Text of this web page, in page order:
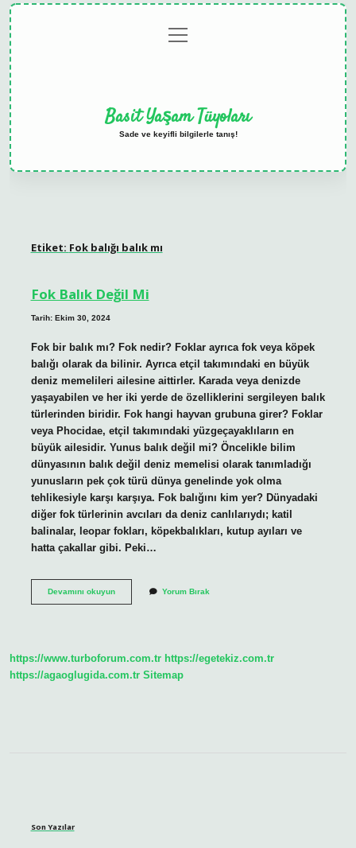
menüyü
aç
Basit Yaşam Tüyoları
Sade ve keyifli bilgilerle tanış!
Etiket: Fok balığı balık mı
Fok Balık Değil Mi
Tarih: Ekim 30, 2024
Fok bir balık mı? Fok nedir? Foklar ayrıca fok veya köpek
balığı olarak da bilinir. Ayrıca etçil takımındaki en büyük
deniz memelileri ailesine aittirler. Karada veya denizde
yaşayabilen ve her iki yerde de özelliklerini sergileyen balık
türlerinden biridir. Fok hangi hayvan grubuna girer? Foklar
veya Phocidae, etçil takımındaki yüzgeçayaklıların en
büyük ailesidir. Yunus balık değil mi? Öncelikle bilim
dünyasının balık değil deniz memelisi olarak tanımladığı
yunusların pek çok türü dünya genelinde yok olma
tehlikesiyle karşı karşıya. Fok balığını kim yer? Dünyadaki
diğer fok türlerinin avcıları da deniz canlılarıydı; katil
balinalar, leopar fokları, köpekbalıkları, kutup ayıları ve
hatta çakallar gibi. Peki…
Devamını okuyunFok
Yorum Bırak
https://www.turboforum.com.tr https://egetekiz.com.tr
https://agaoglugida.com.tr Sitemap
Son Yazılar